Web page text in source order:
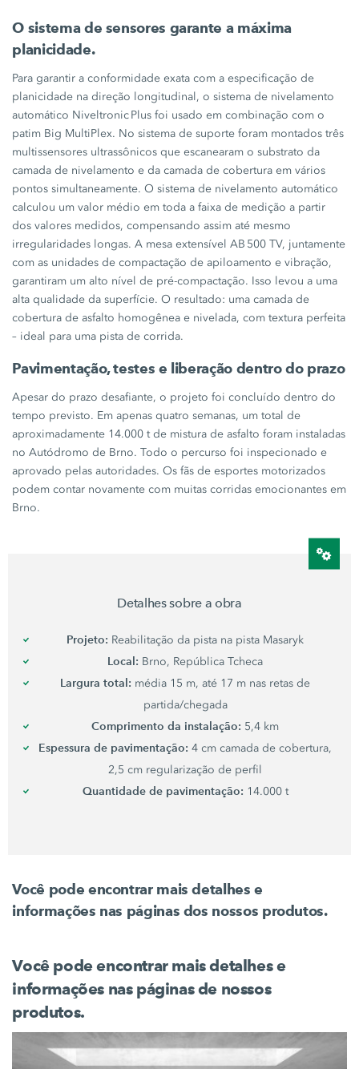
O sistema de sensores garante a máxima
planicidade.
Para garantir a conformidade exata com a especificação de
planicidade na direção longitudinal, o sistema de nivelamento
automático Niveltronic Plus foi usado em combinação com o
patim Big MultiPlex. No sistema de suporte foram montados três
multissensores ultrassônicos que escanearam o substrato da
camada de nivelamento e da camada de cobertura em vários
pontos simultaneamente. O sistema de nivelamento automático
calculou um valor médio em toda a faixa de medição a partir
dos valores medidos, compensando assim até mesmo
irregularidades longas. A mesa extensívelAB 500 TV, juntamente
com as unidades de compactação de apiloamento e vibração,
garantiram um alto nível de pré-compactação. Isso levou a uma
alta qualidade da superfície. O resultado: uma camada de
cobertura de asfalto homogênea e nivelada, com textura perfeita
– ideal para uma pista de corrida.
Pavimentação, testes e liberação dentro do prazo
Apesar do prazo desafiante, o projeto foi concluído dentro do
tempo previsto. Em apenas quatro semanas, um total de
aproximadamente 14.000 tde mistura de asfalto foram instaladas
no Autódromo de Brno. Todo o percurso foi inspecionado e
aprovado pelas autoridades. Os fãs de esportes motorizados
podem contar novamente com muitas corridas emocionantes em
Brno.
Detalhes sobre a obra
Projeto: Reabilitação da pista na pista Masaryk
Local: Brno, República Tcheca
Largura total: média 15 m, até 17 m nas retas de
partida/chegada
Comprimento da instalação: 5,4 km
Espessura de pavimentação: 4 cm camada de cobertura,
2,5 cm regularização de perfil
Quantidade de pavimentação: 14.000 t
Você pode encontrar mais detalhes e
informações nas páginas dos nossos produtos.
Você pode encontrar mais detalhes e
informações nas páginas de nossos
produtos.